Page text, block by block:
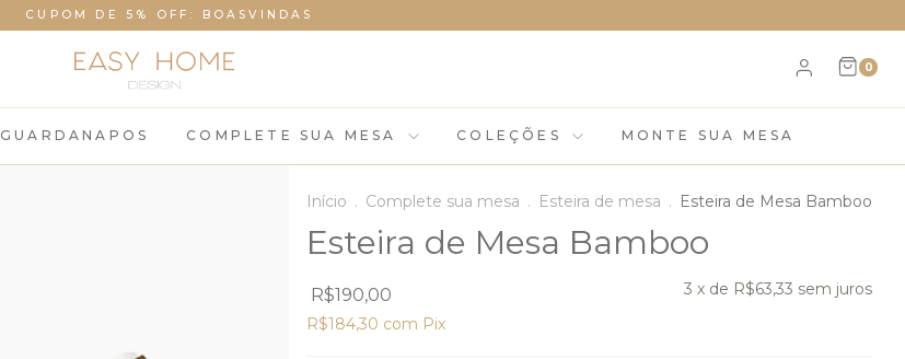
CUPOM DE 5% OFF: BOASVINDAS
0
GUARDANAPOS COMPLETE SUA MESA COLEÇÕES MONTE SUA MESA
Início . Complete sua mesa . Esteira de mesa . Esteira de Mesa Bamboo
Esteira de Mesa Bamboo
R$190,00 3 x de R$63,33 sem juros
R$184,30 com Pix